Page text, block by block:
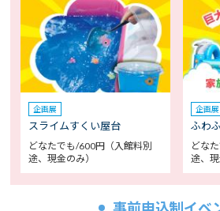
企画展
スライムすくい屋台
どなたでも/600円（入館料別
途、現金のみ）
企画展
ふわ
どな
途、現